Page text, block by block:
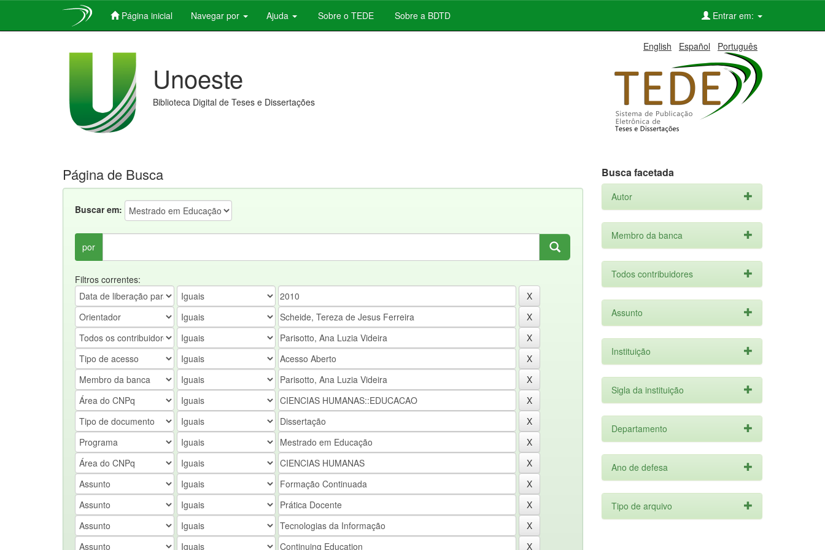
Página inicial Navegar por Ajuda Sobre o TEDE Sobre a BDTD Entrar em:
English Español Português
Unoeste
Biblioteca Digital de Teses e Dissertações
Página de Busca
Buscar em:
por
Filtros correntes:
Busca facetada
Autor
Membro da banca
Todos contribuidores
Assunto
Instituição
Sigla da instituição
Departamento
Ano de defesa
Tipo de arquivo